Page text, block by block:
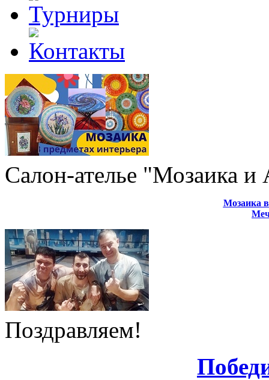
Салон-ателье "Мозаика
Мозаика в
Поздравляем!